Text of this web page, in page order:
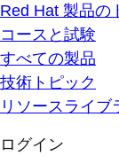
Red Hat 製品の
コースと試験
すべての製品
技術トピック
リソースライブ
ログイン